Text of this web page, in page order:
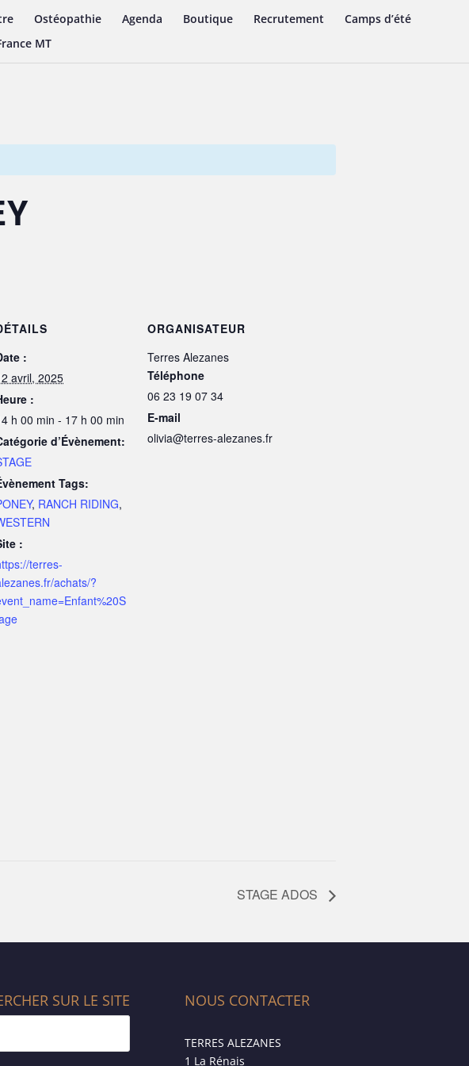
Ostéopathie Agenda Boutique Recrutement
Camps d’été
MT
:
avril, 2025
:
h 00 min - 17 h 00 min
d’Évènement:
Tags:
, RANCH RIDING,
:
terres-
achats/?
ORGANISATEUR
Terres Alezanes
Téléphone
06 23 19 07 34
E-mail
olivia@terres-alezanes.fr
STAGE ADOS
SUR LE SITE NOUS CONTACTER
TERRES ALEZANES
1 La Rénais